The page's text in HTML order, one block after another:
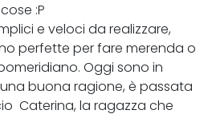
:P
e veloci da realizzare,
perfette per fare merenda o
Oggi sono in
buona ragione, è passata
Caterina, la ragazza che